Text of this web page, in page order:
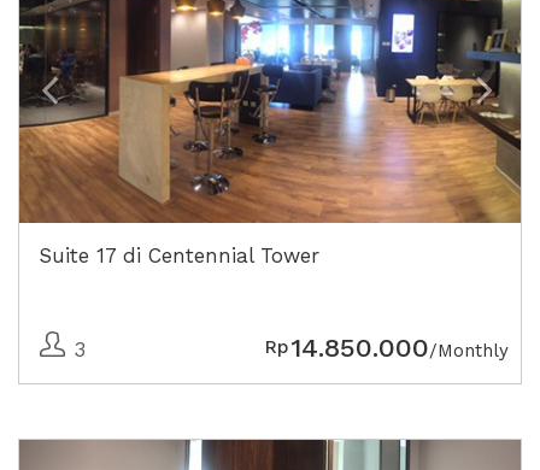
Suite 17 di Centennial Tower
3 Rp14.850.000/Monthly